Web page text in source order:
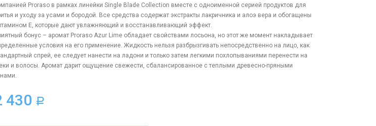
Proraso в рамках линейки Single Blade Collection вместе с одноименной серией продуктов для
и уходу за усами и бородой. Все средства содержат экстракты лакричника и алоэ вера и обогащены
E, которые дают увлажняющий и восстанавливающий эффект.
бонус – аромат Proraso Azur Lime обладает свойствами лосьона, но этот же момент накладывает
условия на его применение. Жидкость нельзя разбрызгивать непосредственно на лицо, как
спрей, ее следует нанести на ладони и только затем легкими похлопываниями перенести на
и волосы. Аромат дарит ощущение свежести, сбалансированное с теплыми древесно-пряными
430 a